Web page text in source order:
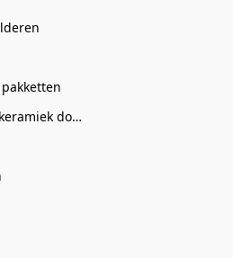
Handgemaakte keramiek door Clay-Obscuur